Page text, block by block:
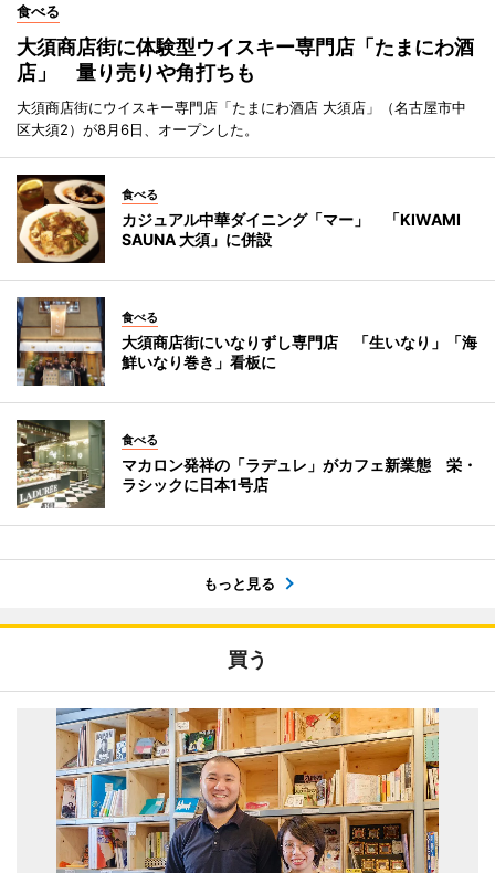
食べる
大須商店街に体験型ウイスキー専門店「たまにわ酒
店」 量り売りや角打ちも
大須商店街にウイスキー専門店「たまにわ酒店 大須店」（名古屋市中
区大須2）が8月6日、オープンした。
食べる
カジュアル中華ダイニング「マー」 「KIWAMI
SAUNA 大須」に併設
食べる
大須商店街にいなりずし専門店 「生いなり」「海
鮮いなり巻き」看板に
食べる
マカロン発祥の「ラデュレ」がカフェ新業態 栄・
ラシックに日本1号店
もっと見る
買う